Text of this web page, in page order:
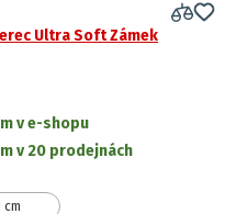
Ultra Soft Zámek
v e-shopu
v 20 prodejnách
cm